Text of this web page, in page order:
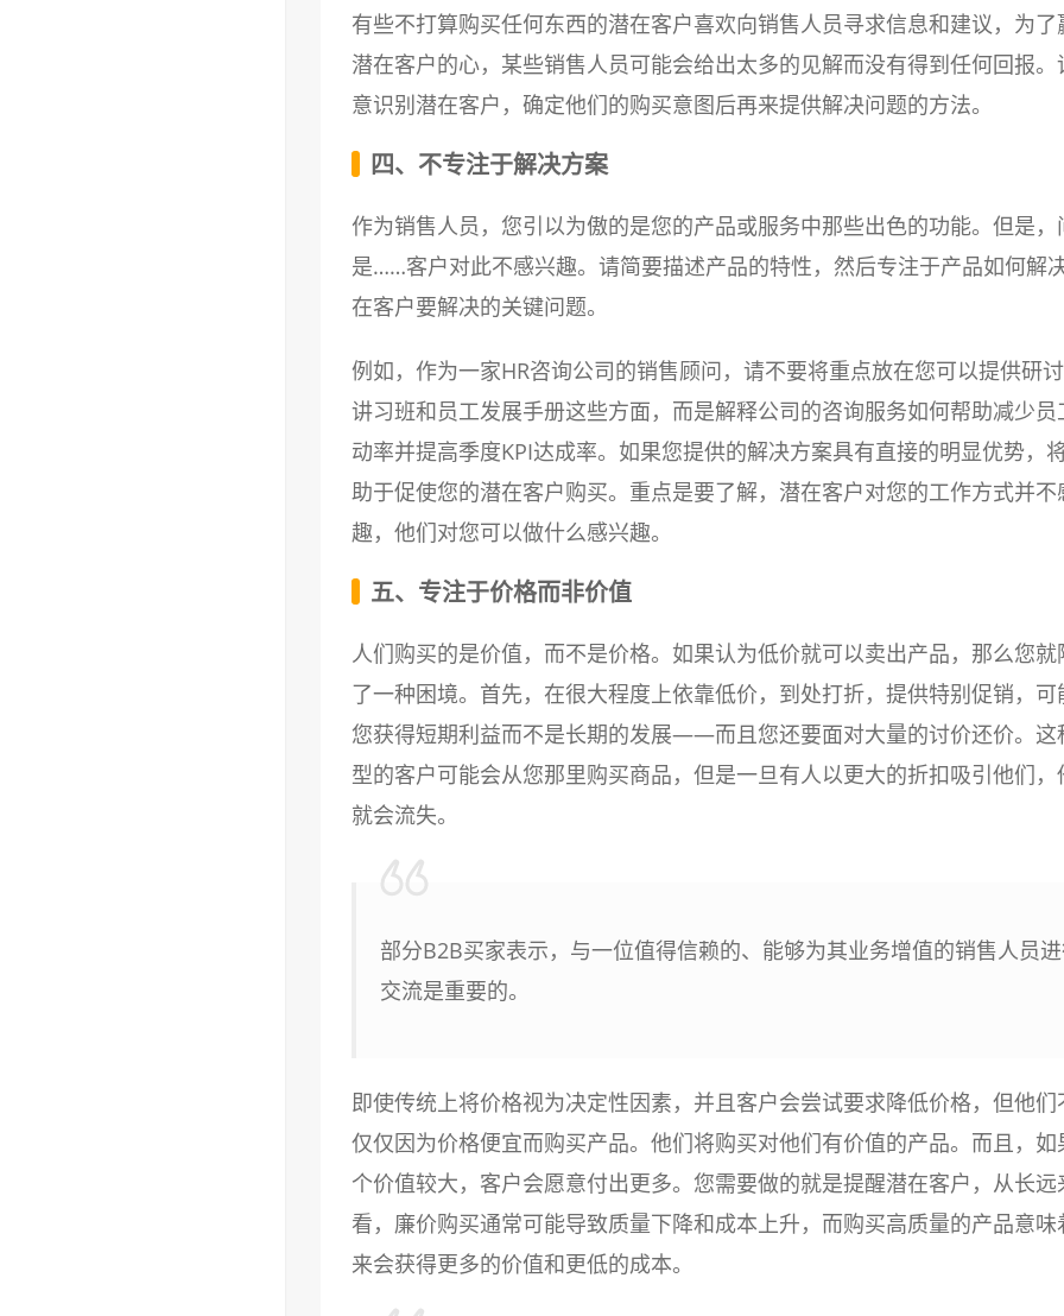
有些不打算购买任何东西的潜在客户喜欢向销售人员寻求信息和建议，为了
潜在客户的心，某些销售人员可能会给出太多的见解而没有得到任何回报。
意识别潜在客户，确定他们的购买意图后再来提供解决问题的方法。
四、不专注于解决方案
作为销售人员，您引以为傲的是您的产品或服务中那些出色的功能。但是，
是……客户对此不感兴趣。请简要描述产品的特性，然后专注于产品如何解
在客户要解决的关键问题。
例如，作为一家HR咨询公司的销售顾问，请不要将重点放在您可以提供研讨
讲习班和员工发展手册这些方面，而是解释公司的咨询服务如何帮助减少员
动率并提高季度KPI达成率。如果您提供的解决方案具有直接的明显优势，
助于促使您的潜在客户购买。重点是要了解，潜在客户对您的工作方式并不
趣，他们对您可以做什么感兴趣。
五、专注于价格而非价值
人们购买的是价值，而不是价格。如果认为低价就可以卖出产品，那么您就
了一种困境。首先，在很大程度上依靠低价，到处打折，提供特别促销，可
您获得短期利益而不是长期的发展——而且您还要面对大量的讨价还价。这
型的客户可能会从您那里购买商品，但是一旦有人以更大的折扣吸引他们，
就会流失。
部分B2B买家表示，与一位值得信赖的、能够为其业务增值的销售人员
交流是重要的。
即使传统上将价格视为决定性因素，并且客户会尝试要求降低价格，但他们
仅仅因为价格便宜而购买产品。他们将购买对他们有价值的产品。而且，如
个价值较大，客户会愿意付出更多。您需要做的就是提醒潜在客户，从长远
看，廉价购买通常可能导致质量下降和成本上升，而购买高质量的产品意味
来会获得更多的价值和更低的成本。